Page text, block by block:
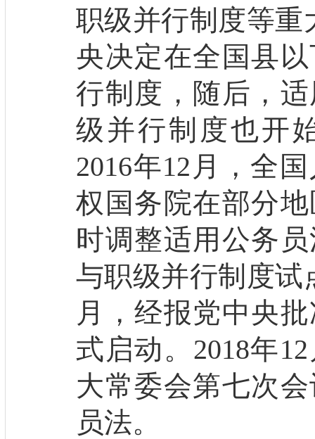
职级并行制度等重
央决定在全国县
行制度，随后，
级并行制度也开
2016年12月，全
权国务院在部分
时调整适用公务
与职级并行制度试
月，经报党中央
式启动。2018年
大常委会第七次
员法。